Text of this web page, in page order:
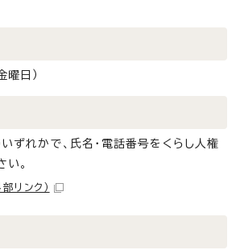
日）
ずれかで、氏名・電話番号をくらし人権
。
部リンク）